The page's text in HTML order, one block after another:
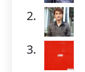
2.
3.